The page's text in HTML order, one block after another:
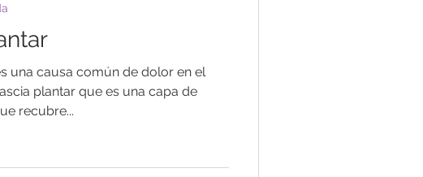
una causa común de dolor en el
plantar que es una capa de
recubre...